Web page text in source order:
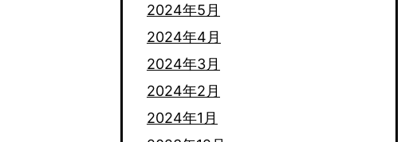
2024年5月
2024年4月
2024年3月
2024年2月
2024年1月